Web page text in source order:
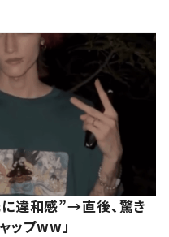
違和感”→直後、驚き
ップww」